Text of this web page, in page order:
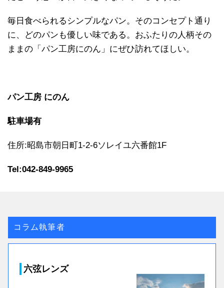
毎日食べられるシンプルなパン。そのコンセプト通り
に、どのパンも優しい味である。おふたりの人柄その
ままの「パン工房にのん」にぜひ訪れてほしい。
パン工房 にのん
駐車場有
住所:昭島市朝日町1-2-6ソレイユ六番館1F
Tel:042-849-9965
コラム執筆者
六弦レンズ